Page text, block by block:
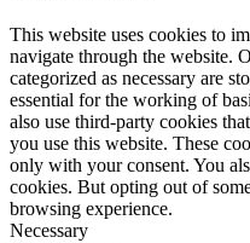
This website uses cookies to
navigate through the website.
categorized as necessary are
essential for the working of
also use third-party cookies
you use this website. These
only with your consent. You
cookies. But opting out of
browsing experience.
Necessary